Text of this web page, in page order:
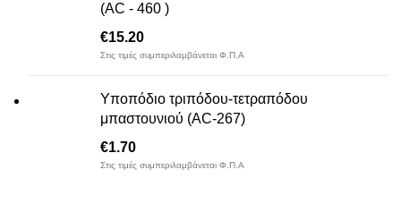
(AC - 460 )
€15.20
Στις τιμές συμπεριλαμβάνεται Φ.Π.Α
Υποπόδιο τριπόδου-τετραπόδου
μπαστουνιού (AC-267)
€1.70
Στις τιμές συμπεριλαμβάνεται Φ.Π.Α